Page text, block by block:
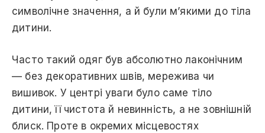
символічне значення, а й були м’якими до тіла
дитини.
Часто такий одяг був абсолютно лаконічним
— без декоративних швів, мережива чи
вишивок. У центрі уваги було саме тіло
дитини, її чистота й невинність, а не зовнішній
блиск. Проте в окремих місцевостях